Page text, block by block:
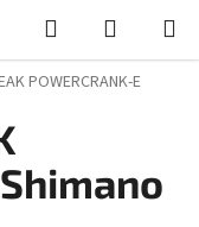
Hledat
KOŠÍK
POWERCRANK-E